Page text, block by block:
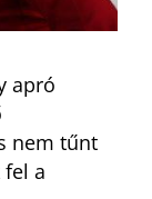
apró
nem tűnt
a